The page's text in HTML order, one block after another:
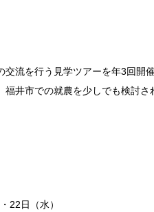
交流を行う見学ツアーを年3回開
井市での就農を少しでも検討さ
22日（水）